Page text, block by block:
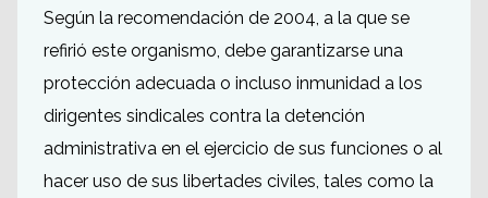
Según la recomendación de 2004, a la que se
refirió este organismo, debe garantizarse una
protección adecuada o incluso inmunidad a los
dirigentes sindicales contra la detención
administrativa en el ejercicio de sus funciones o al
hacer uso de sus libertades civiles, tales como la